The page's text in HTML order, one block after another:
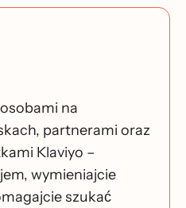
na
partnerami oraz
Klaviyo –
wymieniajcie
szukać